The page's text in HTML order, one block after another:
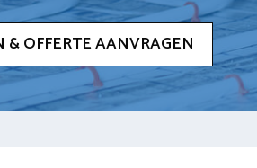
& OFFERTE AANVRAGEN